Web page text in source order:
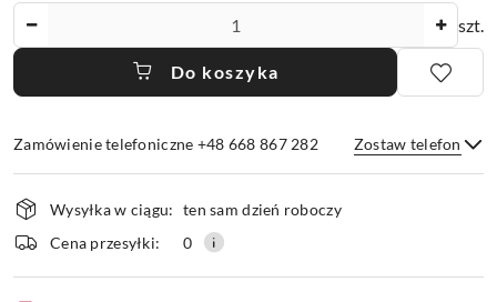
szt.
Do koszyka
Zamówienie telefoniczne +48 668 867 282 Zostaw telefon
Wyślij
Dostępność
i
dostawa
Wysyłka w ciągu: ten sam dzień roboczy
Cena przesyłki:
0